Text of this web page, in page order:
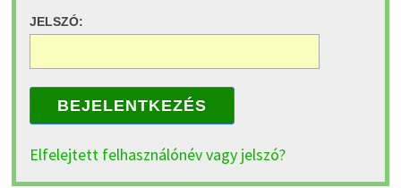
JELSZÓ:
BEJELENTKEZÉS
Elfelejtett felhasználónév vagy jelszó?